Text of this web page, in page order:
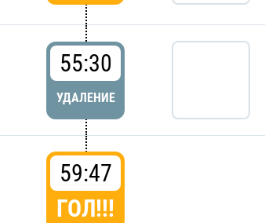
55:30
УДАЛЕНИЕ
59:47
ГОЛ!!!